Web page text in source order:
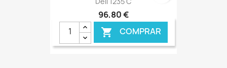
96,80 €
 COMPRAR